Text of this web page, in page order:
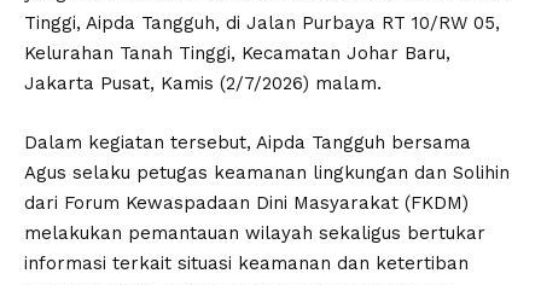
Tinggi, Aipda Tangguh, di Jalan Purbaya RT 10/RW 05,
Kelurahan Tanah Tinggi, Kecamatan Johar Baru,
Jakarta Pusat, Kamis (2/7/2026) malam.
Dalam kegiatan tersebut, Aipda Tangguh bersama
Agus selaku petugas keamanan lingkungan dan Solihin
dari Forum Kewaspadaan Dini Masyarakat (FKDM)
melakukan pemantauan wilayah sekaligus bertukar
informasi terkait situasi keamanan dan ketertiban